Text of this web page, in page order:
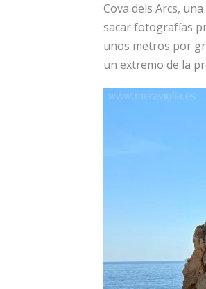
Cova dels Arcs,
sacar fotografías
unos metros por
un extremo de la